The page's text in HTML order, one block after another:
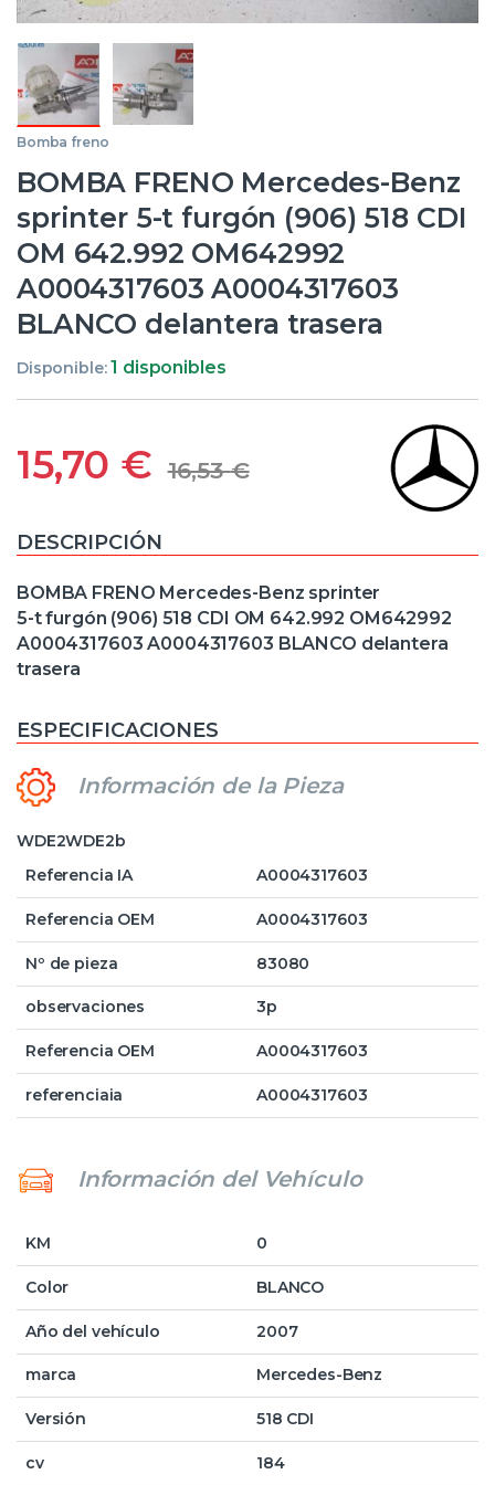
Bomba freno
BOMBA FRENO Mercedes-Benz
sprinter 5-t furgón (906) 518 CDI
OM 642.992 OM642992
A0004317603 A0004317603
BLANCO delantera trasera
Disponible:1 disponibles
15,70 € 16,53€
DESCRIPCIÓN
BOMBA FRENO Mercedes-Benz sprinter
5-t furgón (906) 518 CDI OM 642.992 OM642992
A0004317603 A0004317603 BLANCO delantera
trasera
ESPECIFICACIONES
Información de la Pieza
WDE2WDE2b
Referencia IA
A0004317603
Referencia OEM A0004317603
Nº de pieza 83080
observaciones 3p
Referencia OEM A0004317603
referenciaia A0004317603
Información del Vehículo
KM 0
Color BLANCO
Año del vehículo 2007
marca Mercedes-Benz
Versión 518 CDI
cv 184